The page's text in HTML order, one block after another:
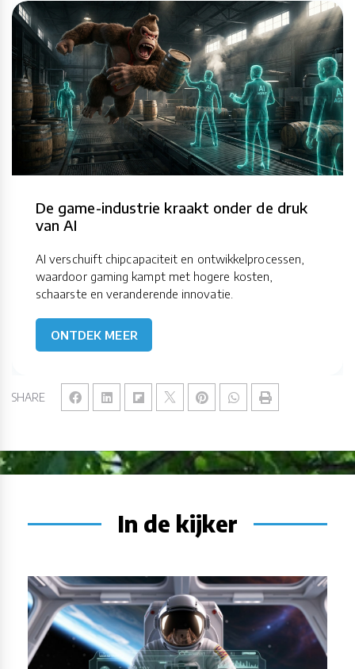
SHARE
De game-industrie kraakt onder de druk
van AI
AI verschuift chipcapaciteit en ontwikkelprocessen,
waardoor gaming kampt met hogere kosten,
schaarste en veranderende innovatie.
ONTDEK MEER
In de kijker